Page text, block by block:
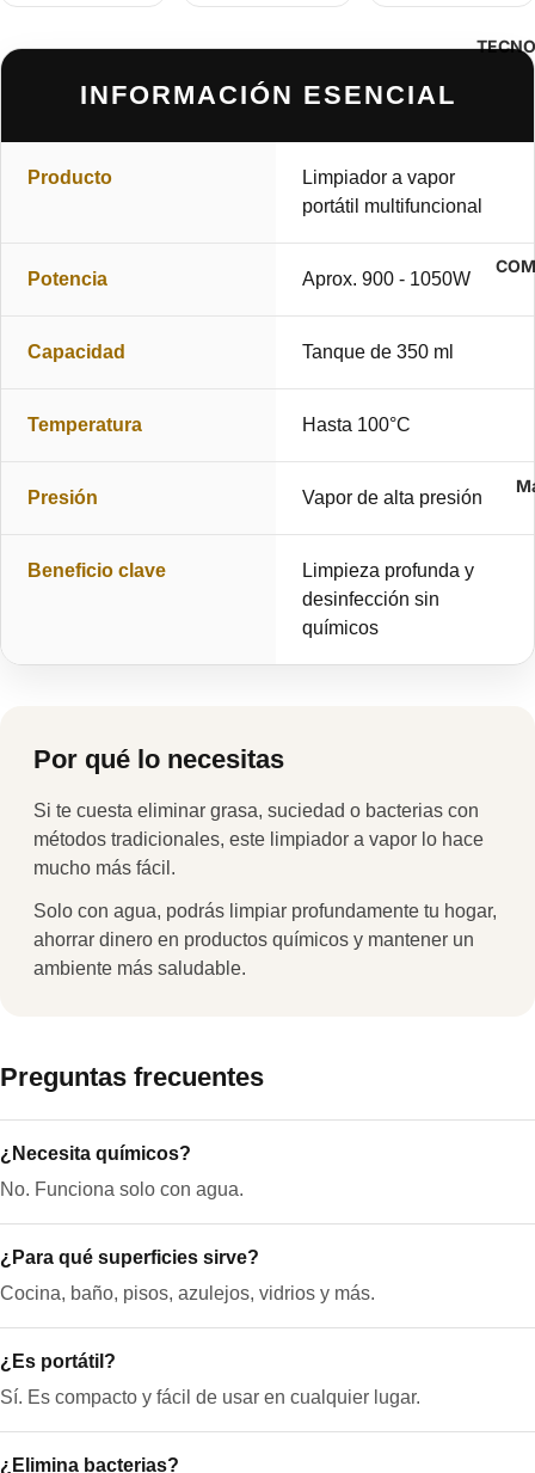
INFORMACIÓN ESENCIAL
Producto
Limpiador a vapor
portátil multifuncional
Potencia Aprox. 900 - 1050W
Capacidad Tanque de 350 ml
Temperatura Hasta 100°C
Presión Vapor de alta presión
Beneficio clave
Limpieza profunda y
desinfección sin
químicos
Por qué lo necesitas
Si te cuesta eliminar grasa, suciedad o bacterias con
métodos tradicionales, este limpiador a vapor lo hace
mucho más fácil.
Solo con agua, podrás limpiar profundamente tu hogar,
ahorrar dinero en productos químicos y mantener un
ambiente más saludable.
Preguntas frecuentes
¿Necesita químicos?
No. Funciona solo con agua.
¿Para qué superficies sirve?
Cocina, baño, pisos, azulejos, vidrios y más.
¿Es portátil?
Sí. Es compacto y fácil de usar en cualquier lugar.
¿Elimina bacterias?